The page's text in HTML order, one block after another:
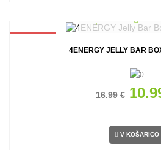
4ENERGY JELLY BAR
16.99 €
V KOŠARICO